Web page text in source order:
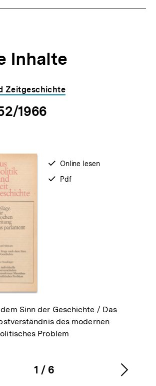
Inhalte
Zeitgeschichte
1966
verfügbar
zum
Online lesen
verfügbar
Pdf
Sinn der Geschichte / Das
des modernen
Problem
Karussellinhalt
1
von
/ 6